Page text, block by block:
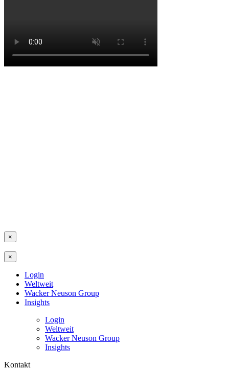
×
×
Login
Weltweit
Wacker Neuson Group
Insights
Login
Weltweit
Wacker Neuson Group
Insights
Kontakt